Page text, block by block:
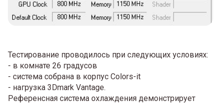
Тестирование проводилось при следующих условиях:
- в комнате 26 градусов
- система собрана в корпус Colors-it
- нагрузка 3Dmark Vantage.
Референсная система охлаждения демонстрирует